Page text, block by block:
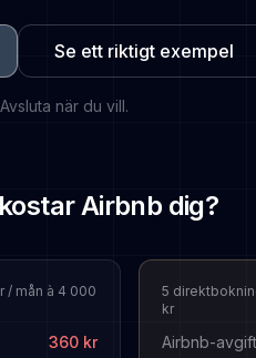
Se ett riktigt exempel
när du vill.
Airbnb dig?
/ mån à 4 000
360 kr
5
kr
Airbnb-avgift